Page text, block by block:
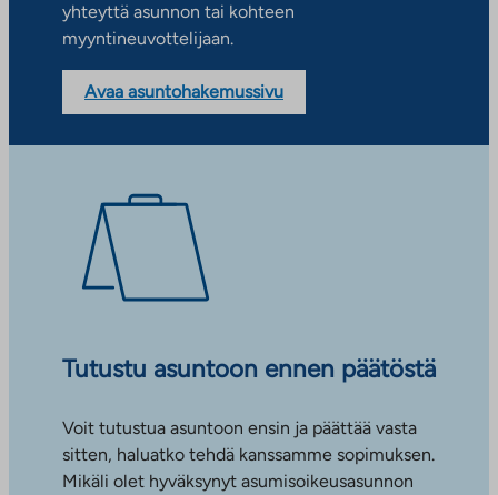
yhteyttä asunnon tai kohteen
myyntineuvottelijaan.
Avaa asuntohakemussivu
Tutustu asuntoon ennen päätöstä
Voit tutustua asuntoon ensin ja päättää vasta
sitten, haluatko tehdä kanssamme sopimuksen.
Mikäli olet hyväksynyt asumisoikeusasunnon